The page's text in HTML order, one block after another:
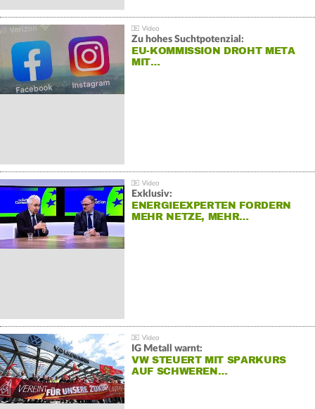
Zu hohes Suchtpotenzial:
EU-KOMMISSION DROHT META
MIT…
Exklusiv:
ENERGIEEXPERTEN FORDERN
MEHR NETZE, MEHR…
IG Metall warnt:
VW STEUERT MIT SPARKURS
AUF SCHWEREN…